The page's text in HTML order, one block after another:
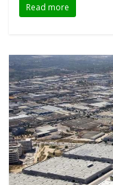
Read more